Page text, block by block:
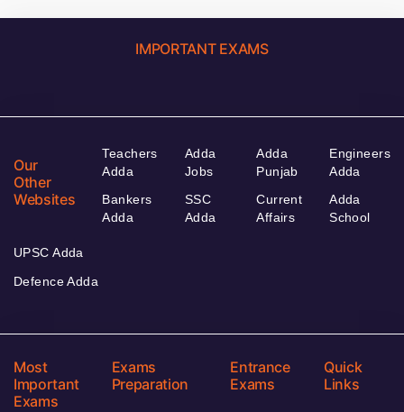
IMPORTANT EXAMS
Our
Other
Websites
Teachers
Adda
Bankers
Adda
Adda
Jobs
SSC
Adda
Adda
Punjab
Current
Affairs
Engineers
Adda
Adda
School
UPSC Adda
Defence Adda
Most
Important
Exams
Exams
Preparation
Entrance
Exams
Quick
Links